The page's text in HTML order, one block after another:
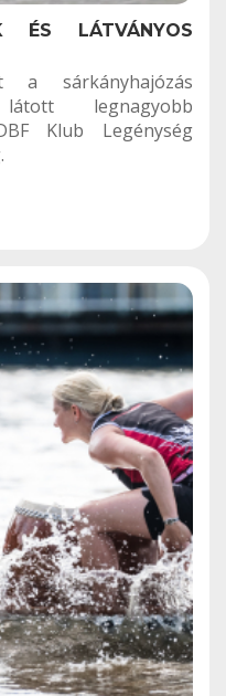
ÉS LÁTVÁNYOS
sárkányhajózás
legnagyobb
Klub Legénység